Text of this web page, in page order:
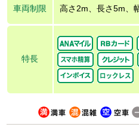
車両制限 高さ2m、長さ5m、
特長